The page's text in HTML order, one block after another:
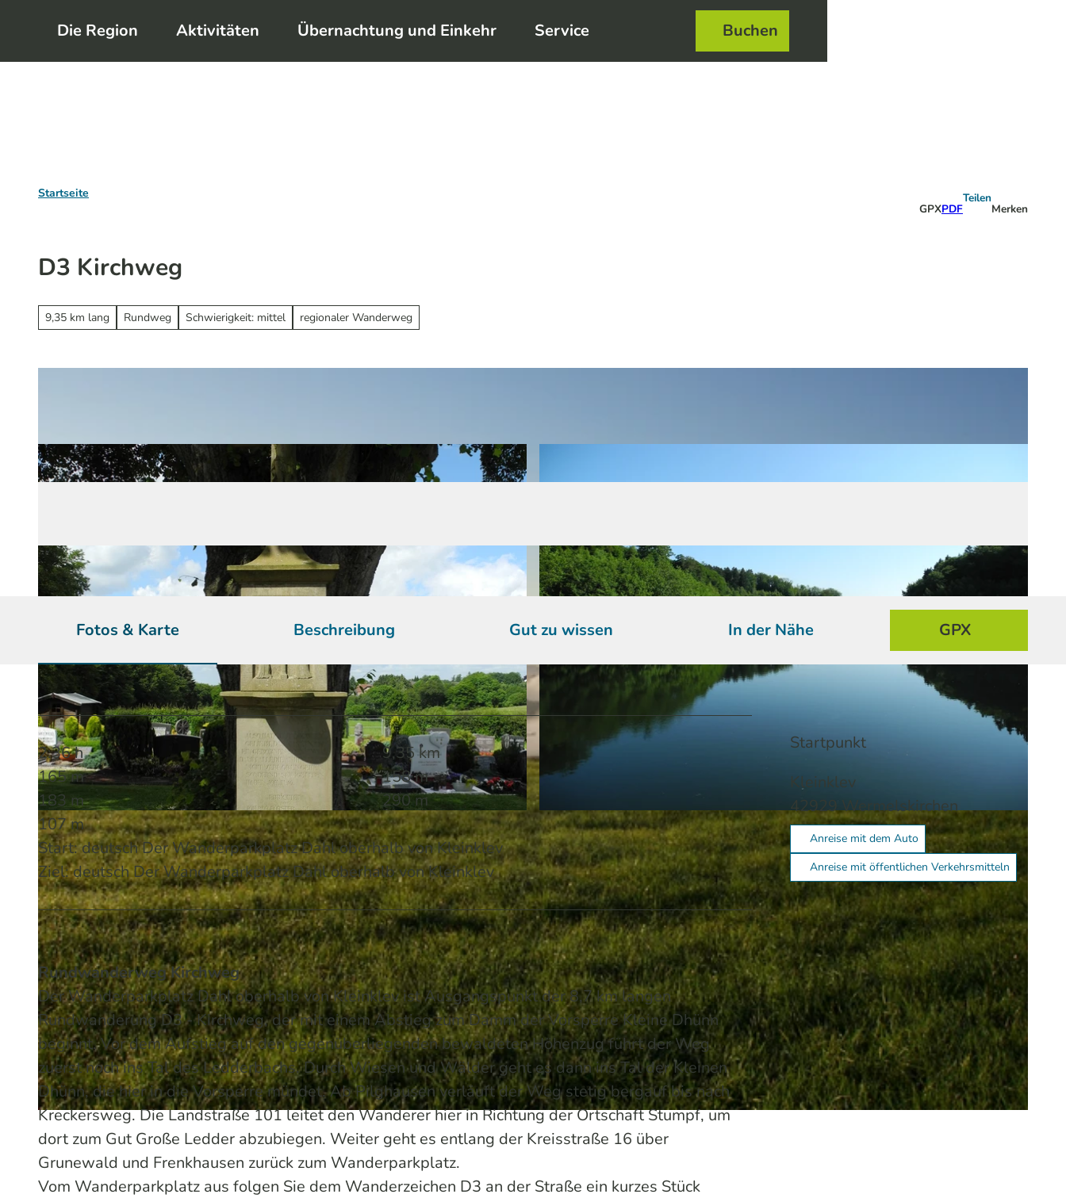
m
Die Region Aktivitäten Übernachtung und Einkehr Service Buchen
Startseite
GPXPDF
Teilen
Merken
D3 Kirchweg
9,35 km lang Rundweg Schwierigkeit: mittel regionaler Wanderweg
© Das Bergische | KI-optimiert | CC-BY-SA
© Ulrich Broichhaus | KI-optimiert © Das Bergische | KI-optimiert | CC-BY-SA
Fotos & Karte Beschreibung Gut zu wissen In der Nähe GPX
2:36 h
9,35 km
165 m
158 m
183 m
290 m
107 m
Start: deutsch Der Wanderparkplatz Dahl oberhalb von Kleinklev
Ziel: deutsch Der Wanderparkplatz Dahl oberhalb von Kleinklev
Rundwanderweg Kirchweg
Der Wanderparkplatz Dahl oberhalb von Kleinklev ist Ausgangspunkt der 8,7 km langen
Rundwanderung D3 - Kirchweg, der mit einem Abstieg zum Damm der Vorsperre Kleine Dhünn
beginnt. Vor dem Aufstieg auf den gegenüberliegenden bewaldeten Höhenzug führt der Weg
zuerst noch ins Tal des Ledderbachs. Durch Wiesen und Wälder geht es dann ins Tal der Kleinen
Dhünn, die hier in die Vorsperre mündet. Ab Pilghausen verläuft der Weg stetig bergauf bis nach
Kreckersweg. Die Landstraße 101 leitet den Wanderer hier in Richtung der Ortschaft Stumpf, um
dort zum Gut Große Ledder abzubiegen. Weiter geht es entlang der Kreisstraße 16 über
Grunewald und Frenkhausen zurück zum Wanderparkplatz.
Vom Wanderparkplatz aus folgen Sie dem Wanderzeichen D3 an der Straße ein kurzes Stück
Startpunkt
Kleinklev
42929Wermelskirchen
Anreise mit dem Auto
Anreise mit öffentlichen Verkehrsmitteln